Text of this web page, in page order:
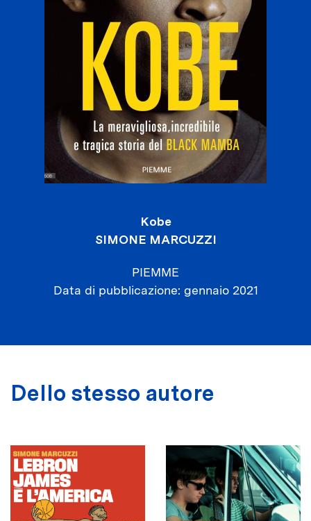
Kobe
SIMONE MARCUZZI
PIEMME
Data di pubblicazione gennaio 2021
Dello stesso autore